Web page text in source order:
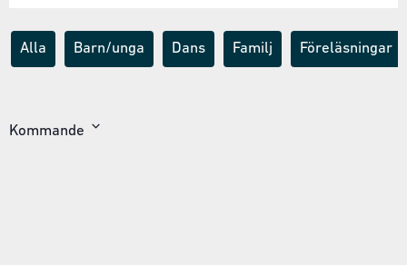
Alla Barn/unga Dans Familj Föreläsningar
Kommande